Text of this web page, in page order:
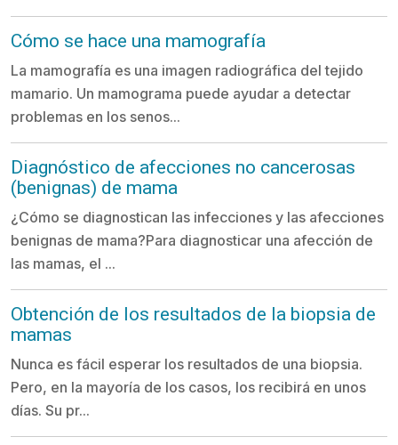
Cómo se hace una mamografía
La mamografía es una imagen radiográfica del tejido
mamario. Un mamograma puede ayudar a detectar
problemas en los senos...
Diagnóstico de afecciones no cancerosas
(benignas) de mama
¿Cómo se diagnostican las infecciones y las afecciones
benignas de mama?Para diagnosticar una afección de
las mamas, el ...
Obtención de los resultados de la biopsia de
mamas
Nunca es fácil esperar los resultados de una biopsia.
Pero, en la mayoría de los casos, los recibirá en unos
días. Su pr...